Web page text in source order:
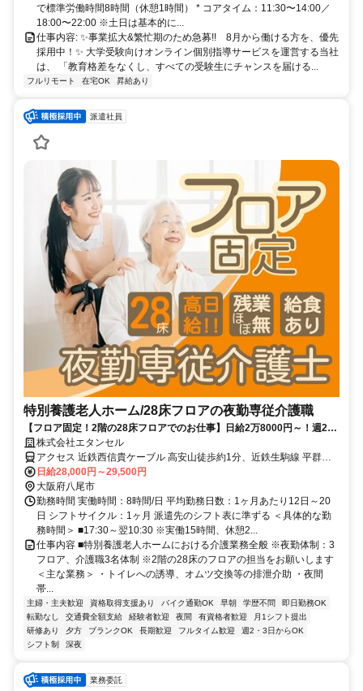
で標準労働時間8時間（休憩1時間） * コアタイム：11:30〜14:00／
18:00〜22:00 ※土日は基本的に...
仕事内容: ✨️事業拡大&繁忙期のため急募!! 8月から働ける方を、優先
採用中！✨️ 大学受験向けオンライン個別指導サービスを運営する当社
は、 「教育格差をなくし、すべての受験生にチャンスを届ける...
フルリモート 在宅OK 昇給あり
派遣社員
特別養護老人ホーム/28床フロアの夜勤専従介護職
【フロア固定！2階の28床フロアでのお仕事】日給2万8000円～！週2回
～/夜勤3名体制/残業ほぼ無
株式会社エタンセル
アクセス 近鉄西信貴ケーブル 高安山徒歩約1分、近鉄生駒線 平群徒
歩約85分、近鉄生駒線 竜田川徒歩約88分 【勤務地最寄駅】近鉄信貴
線「服部川」駅より徒歩10分
日給28,000円～29,500円
大阪府八尾市
勤務時間 実働時間：8時間/日 平均勤務日数：1ヶ月あたり12日～20
日 シフトサイクル：1ヶ月 派遣先のシフト表に準ずる ＜具体的な勤
務時間＞ ■17:30～翌10:30 ※実働15時間、休憩2...
仕事内容 ■特別養護老人ホームにおける介護業務全般 ※夜勤体制：3
フロア、介護職3名体制 ※2階の28床のフロアの担当をお願いします
＜主な業務＞ ・トイレへの誘導、オムツ交換等の排泄介助 ・夜間
帯...
主婦・主夫歓迎 資格取得支援あり バイク通勤OK 早朝 学歴不問
即日勤務OK
転勤なし
交通費全額支給 経験者歓迎 夜間 有資格者歓迎
月1シフト提出
研修あり
夕方 ブランクOK 長期歓迎 フルタイム歓迎
週2・3日からOK
シフト制
深夜
業務委託